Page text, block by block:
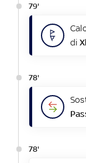
79'
di
78'
78'